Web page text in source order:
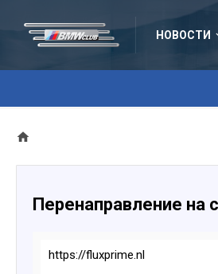
НОВОСТИ
Перенаправление на
https://fluxprime.nl